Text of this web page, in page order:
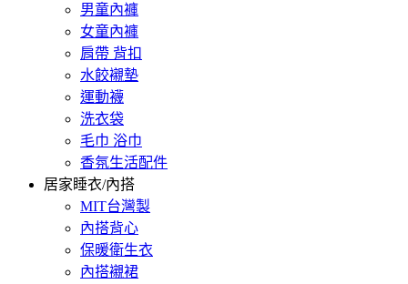
男童內褲
女童內褲
肩帶 背扣
水餃襯墊
運動襪
洗衣袋
毛巾 浴巾
香氛生活配件
居家睡衣/內搭
MIT台灣製
內搭背心
保暖衛生衣
內搭襯裙